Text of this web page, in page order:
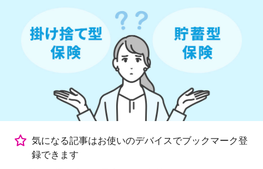
気になる記事はお使いのデバイスでブックマーク登
録できます